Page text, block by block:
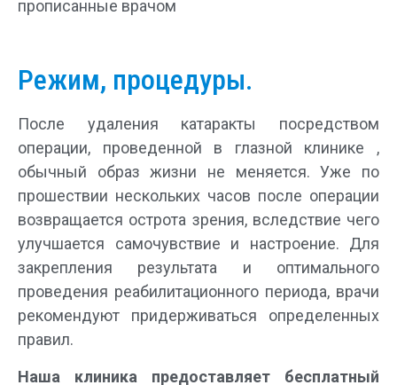
прописанные врачом
Режим, процедуры.
После удаления катаракты посредством
операции, проведенной в глазной клинике ,
обычный образ жизни не меняется. Уже по
прошествии нескольких часов после операции
возвращается острота зрения, вследствие чего
улучшается самочувствие и настроение. Для
закрепления результата и оптимального
проведения реабилитационного периода, врачи
рекомендуют придерживаться определенных
правил.
Наша клиника предоставляет бесплатный